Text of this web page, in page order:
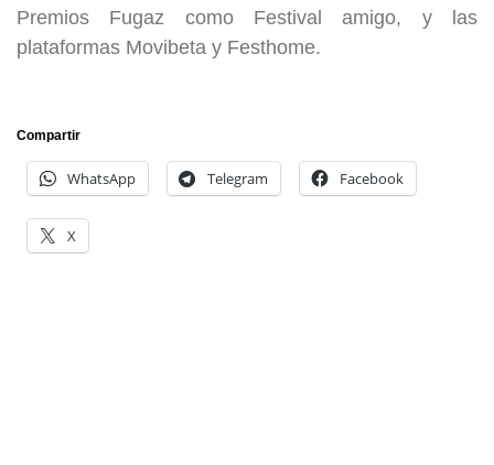
Premios Fugaz como Festival amigo, y las
plataformas Movibeta y Festhome.
Compartir
WhatsApp Telegram Facebook
X